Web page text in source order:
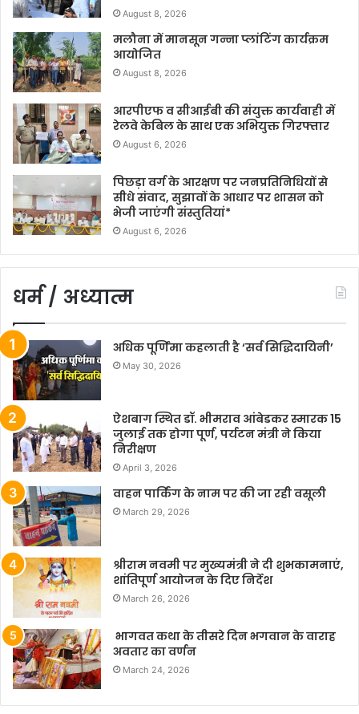
August 8, 2026
मलौना में मानसून गन्ना प्लांटिंग कार्यक्रम
आयोजित
August 8, 2026
आरपीएफ व सीआईबी की संयुक्त कार्यवाही में
रेलवे केबिल के साथ एक अभियुक्त गिरफ्तार
August 6, 2026
पिछड़ा वर्ग के आरक्षण पर जनप्रतिनिधियों से
सीधे संवाद, सुझावों के आधार पर शासन को
भेजी जाएंगी संस्तुतियां*
August 6, 2026
धर्म / अध्यात्म
अधिक पूर्णिमा कहलाती है ‘सर्व सिद्धिदायिनी’
May 30, 2026
ऐशबाग स्थित डॉ. भीमराव आंबेडकर स्मारक 15
जुलाई तक होगा पूर्ण, पर्यटन मंत्री ने किया
निरीक्षण
April 3, 2026
वाहन पार्किंग के नाम पर की जा रही वसूली
March 29, 2026
श्रीराम नवमी पर मुख्यमंत्री ने दी शुभकामनाएं,
शांतिपूर्ण आयोजन के दिए निर्देश
March 26, 2026
भागवत कथा के तीसरे दिन भगवान के वाराह
अवतार का वर्णन
March 24, 2026